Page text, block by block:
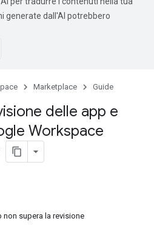
generate dall'AI potrebbero
Marketplace Guide
delle app e
Workspace
supera la revisione